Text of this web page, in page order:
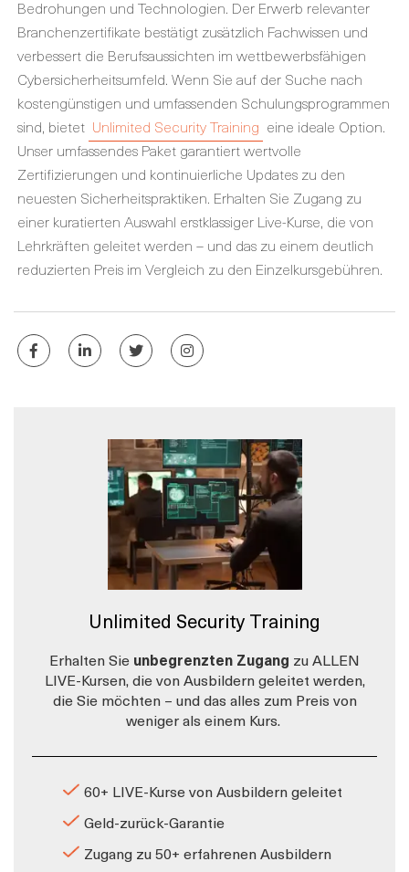
Bedrohungen und Technologien. Der Erwerb relevanter
Branchenzertifikate bestätigt zusätzlich Fachwissen und
verbessert die Berufsaussichten im wettbewerbsfähigen
Cybersicherheitsumfeld. Wenn Sie auf der Suche nach
kostengünstigen und umfassenden Schulungsprogrammen
sind, bietet Unlimited Security Training eine ideale Option.
Unser umfassendes Paket garantiert wertvolle
Zertifizierungen und kontinuierliche Updates zu den
neuesten Sicherheitspraktiken. Erhalten Sie Zugang zu
einer kuratierten Auswahl erstklassiger Live-Kurse, die von
Lehrkräften geleitet werden – und das zu einem deutlich
reduzierten Preis im Vergleich zu den Einzelkursgebühren.
Unlimited Security Training
Erhalten Sie unbegrenzten Zugang zu ALLEN
LIVE-Kursen, die von Ausbildern geleitet werden,
die Sie möchten – und das alles zum Preis von
weniger als einem Kurs.
60+ LIVE-Kurse von Ausbildern geleitet
Geld-zurück-Garantie
Zugang zu 50+ erfahrenen Ausbildern